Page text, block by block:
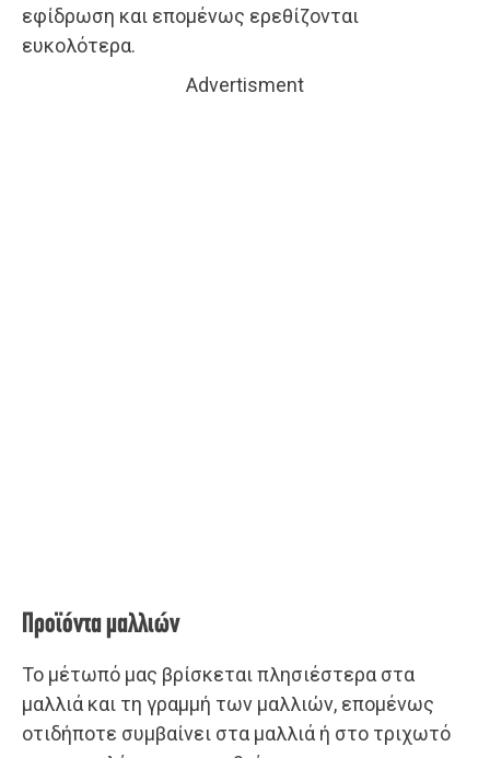
εφίδρωση και επομένως ερεθίζονται
ευκολότερα.
Advertisment
Προϊόντα μαλλιών
Το μέτωπό μας βρίσκεται πλησιέστερα στα
μαλλιά και τη γραμμή των μαλλιών, επομένως
οτιδήποτε συμβαίνει στα μαλλιά ή στο τριχωτό